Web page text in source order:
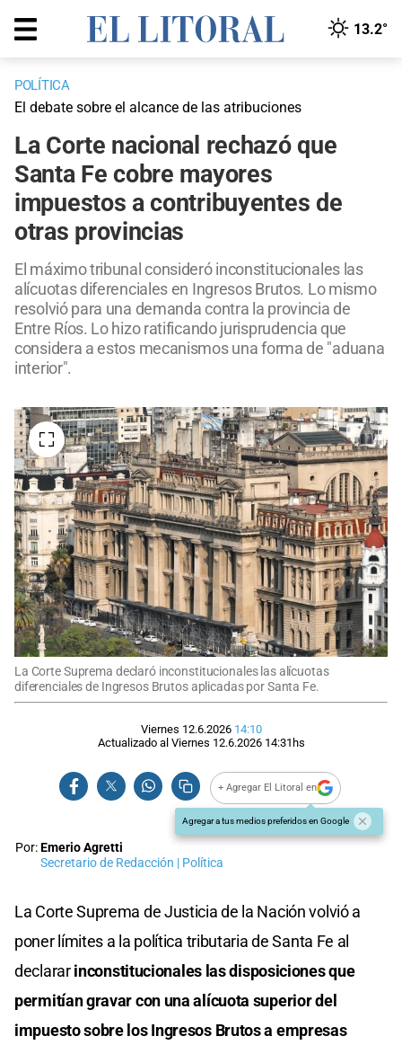
13.2°
POLÍTICA
El debate sobre el alcance de las atribuciones
La Corte nacional rechazó que
Santa Fe cobre mayores
impuestos a contribuyentes de
otras provincias
El máximo tribunal consideró inconstitucionales las
alícuotas diferenciales en Ingresos Brutos. Lo mismo
resolvió para una demanda contra la provincia de
Entre Ríos. Lo hizo ratificando jurisprudencia que
considera a estos mecanismos una forma de "aduana
interior".
La Corte Suprema declaró inconstitucionales las alícuotas
diferenciales de Ingresos Brutos aplicadas por Santa Fe.
Viernes 12.6.2026 14:10
Actualizado al Viernes 12.6.2026 14:31hs
+ Agregar El Litoral en
Agregar a tus medios preferidos en Google
Por:Emerio Agretti
Secretario de Redacción | Política
La Corte Suprema de Justicia de la Nación volvió a
poner límites a la política tributaria de Santa Fe al
declararinconstitucionales las disposiciones que
permitían gravar con una alícuota superior del
impuesto sobre los Ingresos Brutos a empresas